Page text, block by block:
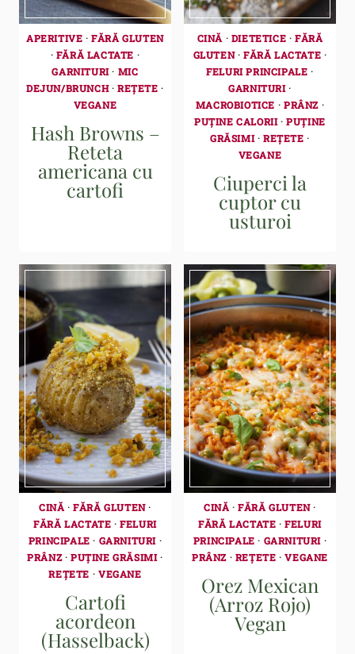
APERITIVE ·FĂRĂ GLUTEN
· FĂRĂ LACTATE ·
GARNITURI· MIC
DEJUN/BRUNCH·REȚETE ·
VEGANE
Hash Browns –
Reteta
americana cu
cartofi
CINĂ· DIETETICE ·FĂRĂ
GLUTEN· FĂRĂ LACTATE ·
FELURI PRINCIPALE ·
GARNITURI·
MACROBIOTICE · PRÂNZ·
PUȚINE CALORII·PUȚINE
GRĂSIMI·REȚETE ·
VEGANE
Ciuperci la
cuptor cu
usturoi
CINĂ·FĂRĂ GLUTEN·
FĂRĂ LACTATE ·FELURI
PRINCIPALE · GARNITURI ·
PRÂNZ·PUȚINE GRĂSIMI·
REȚETE · VEGANE
Cartofi
acordeon
(Hasselback)
CINĂ·FĂRĂ GLUTEN·
FĂRĂ LACTATE ·FELURI
PRINCIPALE · GARNITURI ·
PRÂNZ · REȚETE ·VEGANE
Orez Mexican
(Arroz Rojo)
Vegan